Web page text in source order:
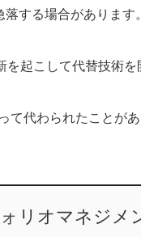
する場合があります。
起こして代替技術を
代わられたことがあ
リオマネジメ